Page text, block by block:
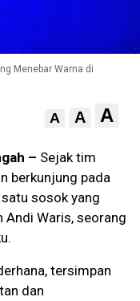
Menebar Warna di
A A A
– Sejak tim
berkunjung pada
sosok yang
Andi Waris, seorang
tersimpan
dan